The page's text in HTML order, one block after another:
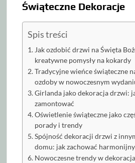
Świąteczne Dekoracje
Spis treści
Jak ozdobić drzwi na Święta
kreatywne pomysły na kokardy
Tradycyjne wieńce świąteczne
ozdoby w nowoczesnym
Girlanda jako dekoracja drzwi:
zamontować
Oświetlenie świąteczne jako
porady i trendy
Spójność dekoracji drzwi z
domu: jak zachować
Nowoczesne trendy w